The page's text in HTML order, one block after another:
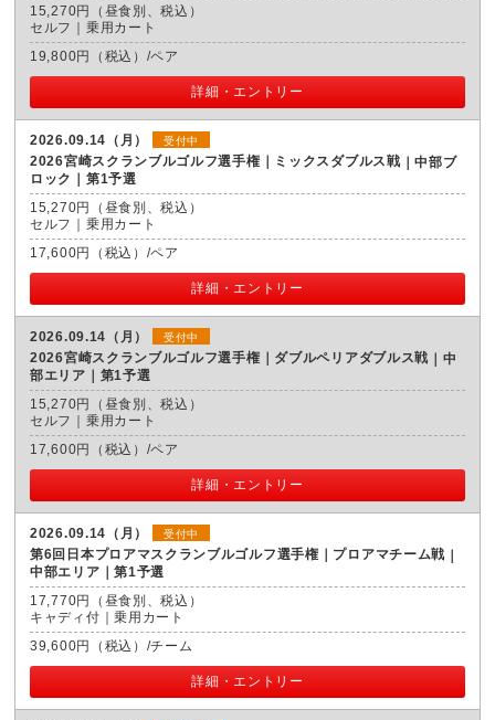
15,270円（昼食別、税込）
セルフ｜乗用カート
19,800円（税込）/ペア
詳細・エントリー
2026.09.14（月） 受付中
2026宮崎スクランブルゴルフ選手権｜ミックスダブルス戦
中部ブ
ロック｜第1予選
15,270円（昼食別、税込）
セルフ｜乗用カート
17,600円（税込）/ペア
詳細・エントリー
2026.09.14（月） 受付中
2026宮崎スクランブルゴルフ選手権｜ダブルペリアダブルス戦
中
部エリア｜第1予選
15,270円（昼食別、税込）
セルフ｜乗用カート
17,600円（税込）/ペア
詳細・エントリー
2026.09.14（月） 受付中
第6回日本プロアマスクランブルゴルフ選手権｜プロアマチーム戦
中部エリア｜第1予選
17,770円（昼食別、税込）
キャディ付｜乗用カート
39,600円（税込）/チーム
詳細・エントリー